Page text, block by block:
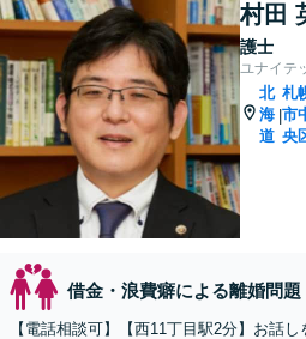
村田
護士
ユナイテ
北
海
道
|
札
市
央
借金・浪費癖による離婚問題
【電話相談可】【西11丁目駅2分】お話